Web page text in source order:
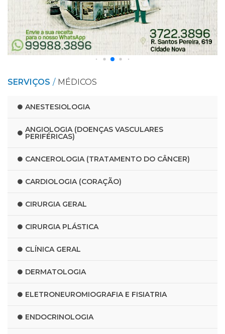
SERVIÇOS MÉDICOS
ANESTESIOLOGIA
ANGIOLOGIA (DOENÇAS VASCULARES
PERIFÉRICAS)
CANCEROLOGIA (TRATAMENTO DO CÂNCER)
CARDIOLOGIA (CORAÇÃO)
CIRURGIA GERAL
CIRURGIA PLÁSTICA
CLÍNICA GERAL
DERMATOLOGIA
ELETRONEUROMIOGRAFIA E FISIATRIA
ENDOCRINOLOGIA